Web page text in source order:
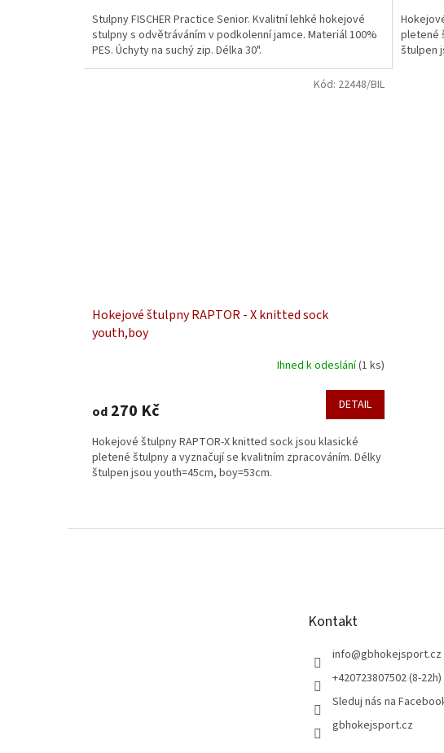
Stulpny FISCHER Practice Senior. Kvalitní lehké hokejové
stulpny s odvětráváním v podkolenní jamce. Materiál 100%
PES. Úchyty na suchý zip. Délka 30".
pletené
štulpen
Hokejové štulpny RAPTOR - X knitted sock
youth,boy
Ihned k odeslání(1 ks)
od 270 Kč DETAIL
Hokejové štulpny RAPTOR-X knitted sock jsou klasické
pletené štulpny a vyznačují se kvalitním zpracováním. Délky
štulpen jsou youth=45cm, boy=53cm.
Kód: 22448/BIL
Kontakt
info@gbhokejsport.cz
+420723807502 (8-22h)
Sleduj nás na
gbhokejsport.cz